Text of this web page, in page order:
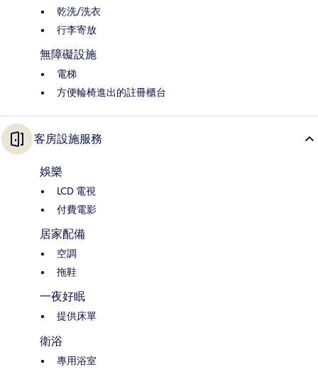
乾洗/洗衣
行李寄放
無障礙設施
電梯
方便輪椅進出的註冊櫃台
客房設施服務
娛樂
LCD 電視
付費電影
居家配備
空調
拖鞋
一夜好眠
提供床單
衛浴
專用浴室